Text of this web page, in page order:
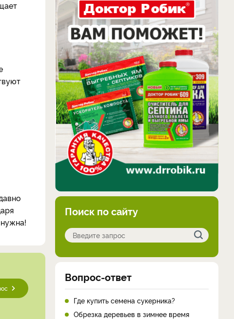
Поиск по сайту
Вопрос-ответ
Где купить семена сукерника?
Обрезка деревьев в зимнее время